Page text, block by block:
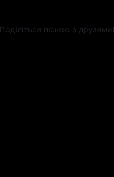
Поділіться піснею з друзями!